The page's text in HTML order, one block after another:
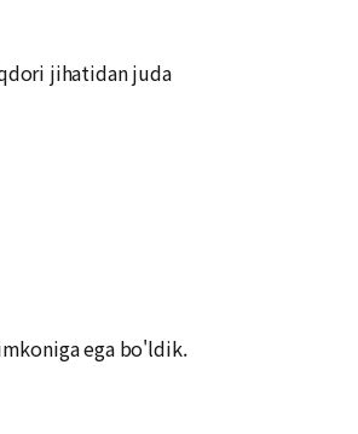
jihatidan juda
ega bo'ldik.